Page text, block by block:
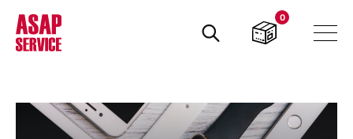
Пошук
товарів
0